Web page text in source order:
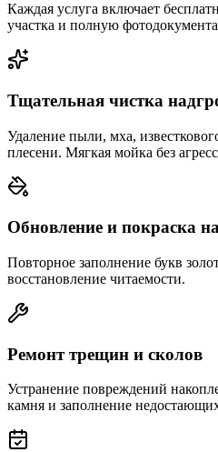
Каждая услуга включает
участка и полную
Тщательная чистка
Удаление пыли, мха,
плесени. Мягкая мойка без
Обновление и покраска
Повторное заполнение букв
восстановление читаемости.
Ремонт трещин и сколов
Устранение повреждений
камня и заполнение